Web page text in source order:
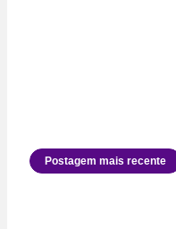
Postagem mais recente